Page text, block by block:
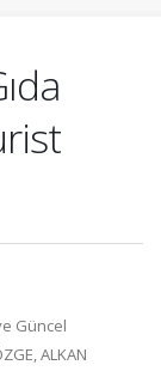
Güncel
ALKAN